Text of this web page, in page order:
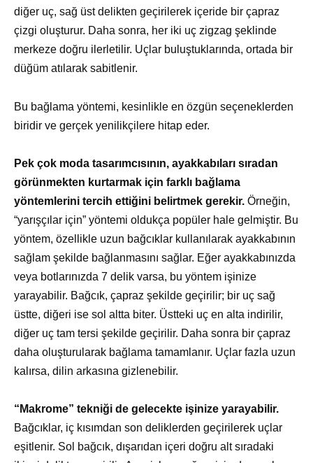
diğer uç, sağ üst delikten geçirilerek içeride bir çapraz
çizgi oluşturur. Daha sonra, her iki uç zigzag şeklinde
merkeze doğru ilerletilir. Uçlar buluştuklarında, ortada bir
düğüm atılarak sabitlenir.
Bu bağlama yöntemi, kesinlikle en özgün seçeneklerden
biridir ve gerçek yenilikçilere hitap eder.
Pek çok moda tasarımcısının, ayakkabıları sıradan
görünmekten kurtarmak için farklı bağlama
yöntemlerini tercih ettiğini belirtmek gerekir. Örneğin,
“yarışçılar için” yöntemi oldukça popüler hale gelmiştir. Bu
yöntem, özellikle uzun bağcıklar kullanılarak ayakkabının
sağlam şekilde bağlanmasını sağlar. Eğer ayakkabınızda
veya botlarınızda 7 delik varsa, bu yöntem işinize
yarayabilir. Bağcık, çapraz şekilde geçirilir; bir uç sağ
üstte, diğeri ise sol altta biter. Üstteki uç en alta indirilir,
diğer uç tam tersi şekilde geçirilir. Daha sonra bir çapraz
daha oluşturularak bağlama tamamlanır. Uçlar fazla uzun
kalırsa, dilin arkasına gizlenebilir.
“Makrome” tekniği de gelecekte işinize yarayabilir.
Bağcıklar, iç kısımdan son deliklerden geçirilerek uçlar
eşitlenir. Sol bağcık, dışarıdan içeri doğru alt sıradaki